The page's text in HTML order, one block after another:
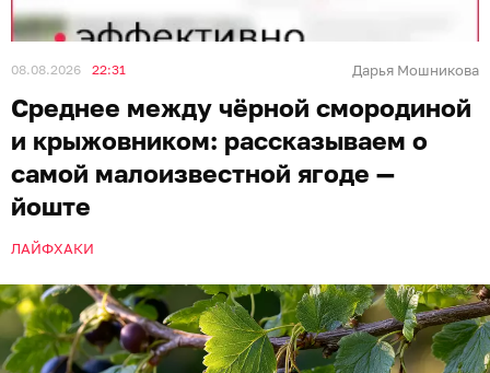
08.08.2026 22:31 Дарья Мошникова
Среднее между чёрной смородиной
и крыжовником: рассказываем о
самой малоизвестной ягоде —
йоште
ЛАЙФХАКИ